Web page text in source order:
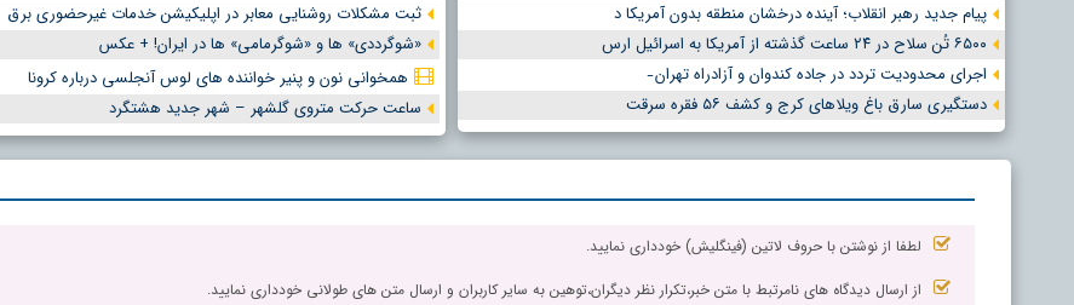
پیام جدید رهبر انقلاب؛ آینده درخشان منطقه بدون آمریکا د
۶۵۰۰ تُن سلاح در ۲۴ ساعت گذشته از آمریکا به اسرائیل ارس
اجرای محدودیت تردد در جاده کندوان و آزادراه تهران ̵
دستگیری سارق باغ ویلاهای کرج و کشف ۵۶ فقره سرقت
ثبت مشکلات روشنایی معابر در اپلیکیشن خدمات غیرحضوری برق
«شوگرددی» ها و «شوگرمامی» ها در ایران! + عکس
همخوانی نون و پنیر خواننده های لوس آنجلسی درباره کرونا
ساعت حرکت متروی گلشهر – شهر جدید هشتگرد
لطفا از نوشتن با حروف لاتین (فینگلیش) خودداری نمایید.
از ارسال دیدگاه های نامرتبط با متن خبر،تکرار نظر دیگران،توهین به سایر کاربران و ارسال متن های طولانی خودداری نمایید.